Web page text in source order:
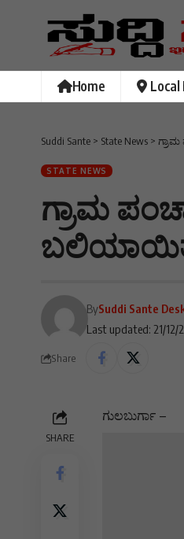
Home Local
Suddi Sante > State News >
STATE NEWS
ಗ್ರಾಮ
Last updated: 21/12/
BySuddi Sante
Share
SHARE
ಗುಲಬುರ್ಗಾ –